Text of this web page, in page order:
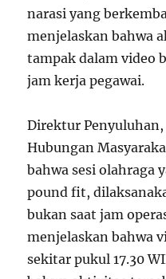
narasi yang
menjelaskan bahwa
tampak dalam video
jam kerja pegawai.
Direktur Penyuluhan,
Hubungan
bahwa sesi olahraga
pound fit,
bukan saat jam
menjelaskan bahwa
sekitar pukul 17.30